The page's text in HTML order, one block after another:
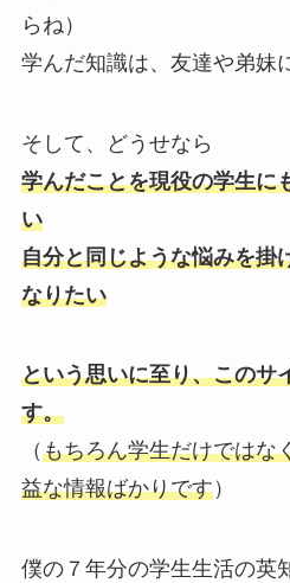
らね）
学んだ知識は、友達や弟妹
そして、どうせなら
学んだことを現役の学生に
い
自分と同じような悩みを掛
なりたい
という思いに至り、このサ
す。
（もちろん学生だけではな
益な情報ばかりです）
僕の７年分の学生生活の英